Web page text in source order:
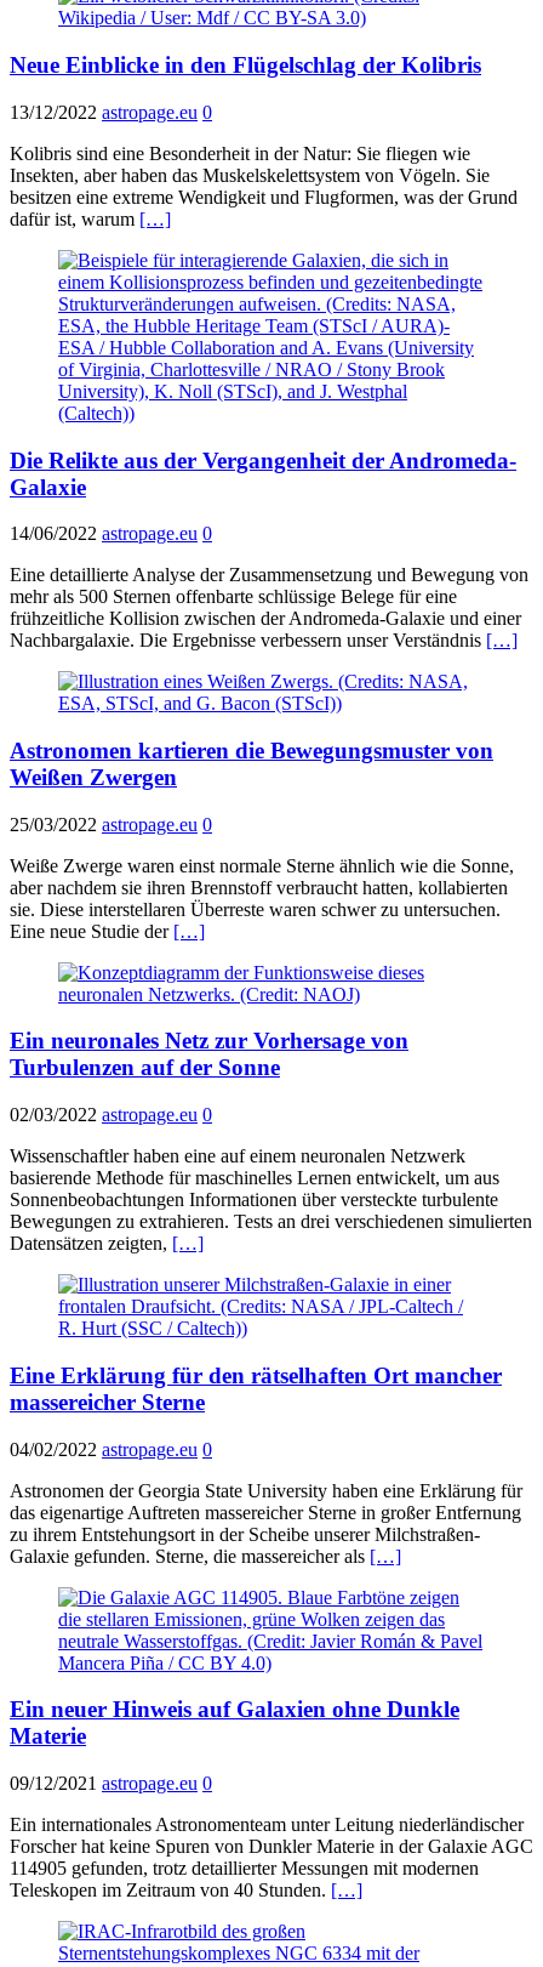
Neue Einblicke in den Flügelschlag der Kolibris
13/12/2022 astropage.eu 0
Kolibris sind eine Besonderheit in der Natur: Sie fliegen wie
Insekten, aber haben das Muskelskelettsystem von Vögeln. Sie
besitzen eine extreme Wendigkeit und Flugformen, was der Grund
dafür ist, warum […]
Die Relikte aus der Vergangenheit der Andromeda-
Galaxie
14/06/2022 astropage.eu 0
Eine detaillierte Analyse der Zusammensetzung und Bewegung von
mehr als 500 Sternen offenbarte schlüssige Belege für eine
frühzeitliche Kollision zwischen der Andromeda-Galaxie und einer
Nachbargalaxie. Die Ergebnisse verbessern unser Verständnis […]
Astronomen kartieren die Bewegungsmuster von
Weißen Zwergen
25/03/2022 astropage.eu 0
Weiße Zwerge waren einst normale Sterne ähnlich wie die Sonne,
aber nachdem sie ihren Brennstoff verbraucht hatten, kollabierten
sie. Diese interstellaren Überreste waren schwer zu untersuchen.
Eine neue Studie der […]
Ein neuronales Netz zur Vorhersage von
Turbulenzen auf der Sonne
02/03/2022 astropage.eu 0
Wissenschaftler haben eine auf einem neuronalen Netzwerk
basierende Methode für maschinelles Lernen entwickelt, um aus
Sonnenbeobachtungen Informationen über versteckte turbulente
Bewegungen zu extrahieren. Tests an drei verschiedenen simulierten
Datensätzen zeigten, […]
Eine Erklärung für den rätselhaften Ort mancher
massereicher Sterne
04/02/2022 astropage.eu 0
Astronomen der Georgia State University haben eine Erklärung für
das eigenartige Auftreten massereicher Sterne in großer Entfernung
zu ihrem Entstehungsort in der Scheibe unserer Milchstraßen-
Galaxie gefunden. Sterne, die massereicher als […]
Ein neuer Hinweis auf Galaxien ohne Dunkle
Materie
09/12/2021 astropage.eu 0
Ein internationales Astronomenteam unter Leitung niederländischer
Forscher hat keine Spuren von Dunkler Materie in der Galaxie AGC
114905 gefunden, trotz detaillierter Messungen mit modernen
Teleskopen im Zeitraum von 40 Stunden. […]